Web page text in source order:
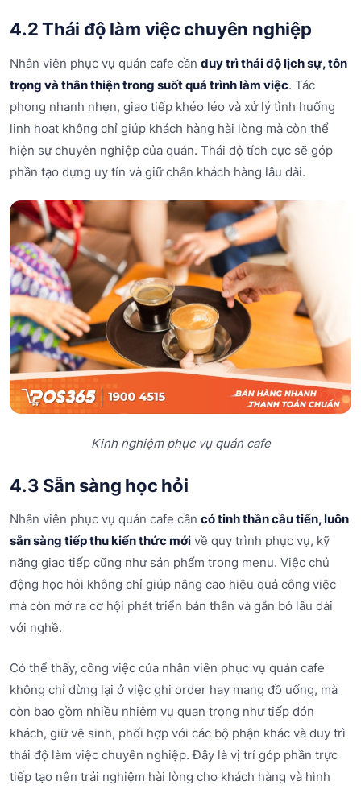
4.2 Thái độ làm việc chuyên nghiệp
Nhân viên phục vụ quán cafe cần duy trì thái độ lịch sự, tôn
trọng và thân thiện trong suốt quá trình làm việc. Tác
phong nhanh nhẹn, giao tiếp khéo léo và xử lý tình huống
linh hoạt không chỉ giúp khách hàng hài lòng mà còn thể
hiện sự chuyên nghiệp của quán. Thái độ tích cực sẽ góp
phần tạo dựng uy tín và giữ chân khách hàng lâu dài.
Kinh nghiệm phục vụ quán cafe
4.3 Sẵn sàng học hỏi
Nhân viên phục vụ quán cafe cần có tinh thần cầu tiến, luôn
sẵn sàng tiếp thu kiến thức mới về quy trình phục vụ, kỹ
năng giao tiếp cũng như sản phẩm trong menu. Việc chủ
động học hỏi không chỉ giúp nâng cao hiệu quả công việc
mà còn mở ra cơ hội phát triển bản thân và gắn bó lâu dài
với nghề.
Có thể thấy, công việc của nhân viên phục vụ quán cafe
không chỉ dừng lại ở việc ghi order hay mang đồ uống, mà
còn bao gồm nhiều nhiệm vụ quan trọng như tiếp đón
khách, giữ vệ sinh, phối hợp với các bộ phận khác và duy trì
thái độ làm việc chuyên nghiệp. Đây là vị trí góp phần trực
tiếp tạo nên trải nghiệm hài lòng cho khách hàng và hình